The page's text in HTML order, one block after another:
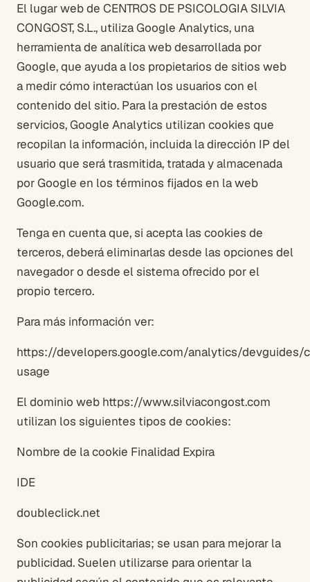
El lugar web de CENTROS DE PSICOLOGIA SILVIA
CONGOST, S.L., utiliza Google Analytics, una
herramienta de analítica web desarrollada por
Google, que ayuda a los propietarios de sitios web
a medir cómo interactúan los usuarios con el
contenido del sitio. Para la prestación de estos
servicios, Google Analytics utilizan cookies que
recopilan la información, incluida la dirección IP del
usuario que será trasmitida, tratada y almacenada
por Google en los términos fijados en la web
Google.com.
Tenga en cuenta que, si acepta las cookies de
terceros, deberá eliminarlas desde las opciones del
navegador o desde el sistema ofrecido por el
propio tercero.
Para más información ver:
https://developers.google.com/analytics/
usage
El dominio web https://www.silviacongost.com
utilizan los siguientes tipos de cookies:
Nombre de la cookie Finalidad Expira
IDE
doubleclick.net
Son cookies publicitarias; se usan para mejorar la
publicidad. Suelen utilizarse para orientar la